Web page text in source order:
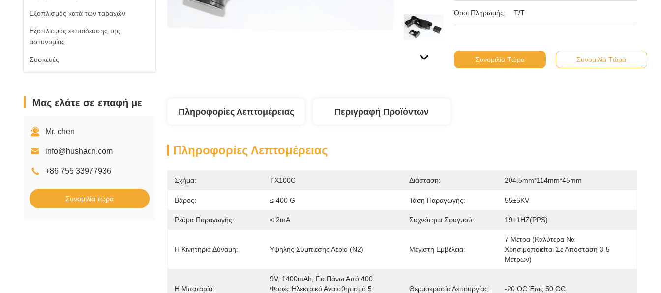
Εξοπλισμός κατά των ταραχών
Εξοπλισμός εκπαίδευσης της
αστυνομίας
Συσκευές
Μας ελάτε σε επαφή με
Mr. chen
info@hushacn.com
+86 755 33977936
Συνομιλία τώρα
Όροι Πληρωμής: Τ/Τ
Συνομιλία Τώρα Συνομιλία Τώρα
Πληροφορίες Λεπτομέρειας Περιγραφή Προϊόντων
Πληροφορίες Λεπτομέρειας
Σχήμα: TX100C Διάσταση: 204.5mm*114mm*45mm
Βάρος: ≤ 400 G Τάση Παραγωγής: 55±5KV
Ρεύμα Παραγωγής: < 2mA Συχνότητα Σφυγμού: 19±1HZ(PPS)
Η Κινητήρια Δύναμη: Υψηλής Συμπίεσης Αέριο (N2) Μέγιστη Εμβέλεια:
7 Μέτρα (καλύτερα Να
Χρησιμοποιείται Σε Απόσταση 3-5
Μέτρων)
Η Μπαταρία:
9V, 1400mAh, Για Πάνω Από 400
Φορές Ηλεκτρικό Αναισθητισμό 5
Θερμοκρασία Λειτουργίας: -20 OC Έως 50 OC